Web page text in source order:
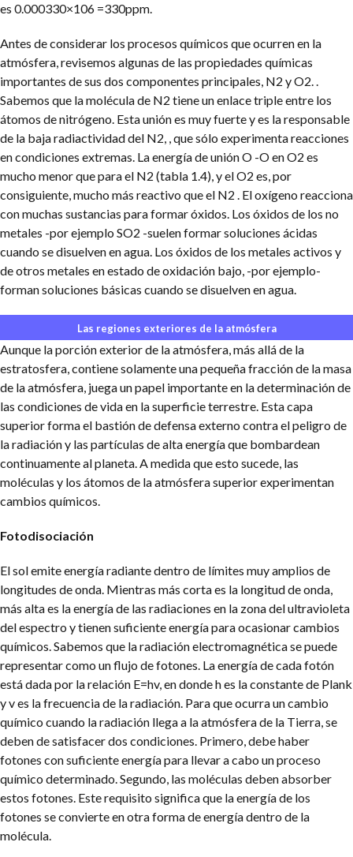
es 0.000330×106 =330ppm.
Antes de considerar los procesos químicos que ocurren en la
atmósfera, revisemos algunas de las propiedades químicas
importantes de sus dos componentes principales, N2 y O2. .
Sabemos que la molécula de N2 tiene un enlace triple entre los
átomos de nitrógeno. Esta unión es muy fuerte y es la responsable
de la baja radiactividad del N2, , que sólo experimenta reacciones
en condiciones extremas. La energía de unión O -O en O2 es
mucho menor que para el N2 (tabla 1.4), y el O2 es, por
consiguiente, mucho más reactivo que el N2 . El oxígeno reacciona
con muchas sustancias para formar óxidos. Los óxidos de los no
metales -por ejemplo SO2 -suelen formar soluciones ácidas
cuando se disuelven en agua. Los óxidos de los metales activos y
de otros metales en estado de oxidación bajo, -por ejemplo-
forman soluciones básicas cuando se disuelven en agua.
Las regiones exteriores de la atmósfera
Aunque la porción exterior de la atmósfera, más allá de la
estratosfera, contiene solamente una pequeña fracción de la masa
de la atmósfera, juega un papel importante en la determinación de
las condiciones de vida en la superficie terrestre. Esta capa
superior forma el bastión de defensa externo contra el peligro de
la radiación y las partículas de alta energía que bombardean
continuamente al planeta. A medida que esto sucede, las
moléculas y los átomos de la atmósfera superior experimentan
cambios químicos.
Fotodisociación
El sol emite energía radiante dentro de límites muy amplios de
longitudes de onda. Mientras más corta es la longitud de onda,
más alta es la energía de las radiaciones en la zona del ultravioleta
del espectro y tienen suficiente energía para ocasionar cambios
químicos. Sabemos que la radiación electromagnética se puede
representar como un flujo de fotones. La energía de cada fotón
está dada por la relación E=hv, en donde h es la constante de Plank
y v es la frecuencia de la radiación. Para que ocurra un cambio
químico cuando la radiación llega a la atmósfera de la Tierra, se
deben de satisfacer dos condiciones. Primero, debe haber
fotones con suficiente energía para llevar a cabo un proceso
químico determinado. Segundo, las moléculas deben absorber
estos fotones. Este requisito significa que la energía de los
fotones se convierte en otra forma de energía dentro de la
molécula.